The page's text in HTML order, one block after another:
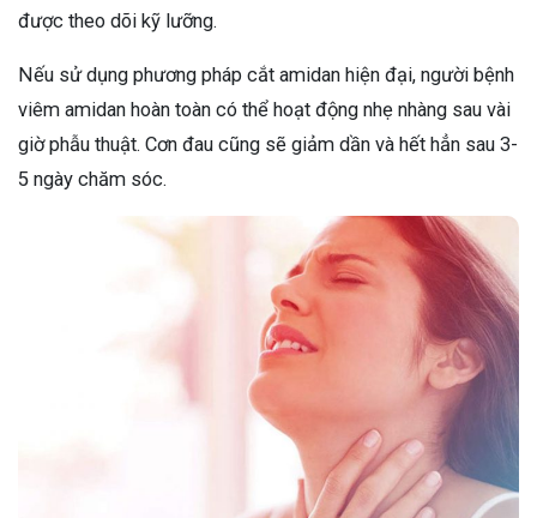
được theo dõi kỹ lưỡng.
Nếu sử dụng phương pháp cắt amidan hiện đại, người bệnh
viêm amidan hoàn toàn có thể hoạt động nhẹ nhàng sau vài
giờ phẫu thuật. Cơn đau cũng sẽ giảm dần và hết hẳn sau 3-
5 ngày chăm sóc.